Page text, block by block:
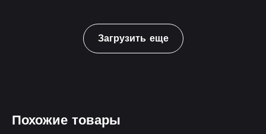
Загрузить еще
Похожие товары